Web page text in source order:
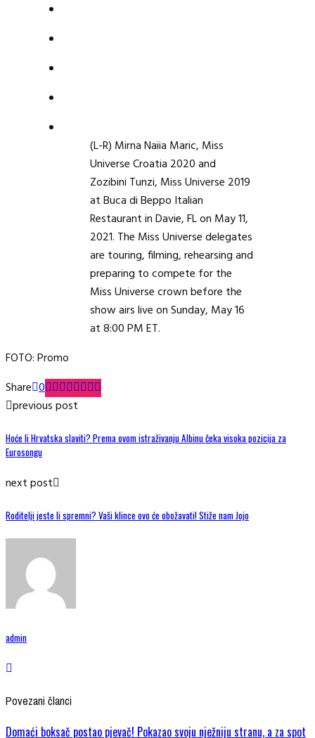
(L-R) Mirna Naiia Maric, Miss
Universe Croatia 2020 and
Zozibini Tunzi, Miss Universe 2019
at Buca di Beppo Italian
Restaurant in Davie, FL on May 11,
2021. The Miss Universe delegates
are touring, filming, rehearsing and
preparing to compete for the
Miss Universe crown before the
show airs live on Sunday, May 16
at 8:00 PM ET.
FOTO: Promo
Share 0
previous post
Hoće li Hrvatska slaviti? Prema ovom istraživanju Albinu čeka visoka pozicija za
Eurosongu
next post
Roditelji jeste li spremni? Vaši klince ovo će obožavati! Stiže nam Jojo
admin
Povezani članci
Domaći boksač postao pjevač! Pokazao svoju nježniju stranu, a za spot